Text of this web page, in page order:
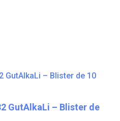
GutAlkaLi – Blister de